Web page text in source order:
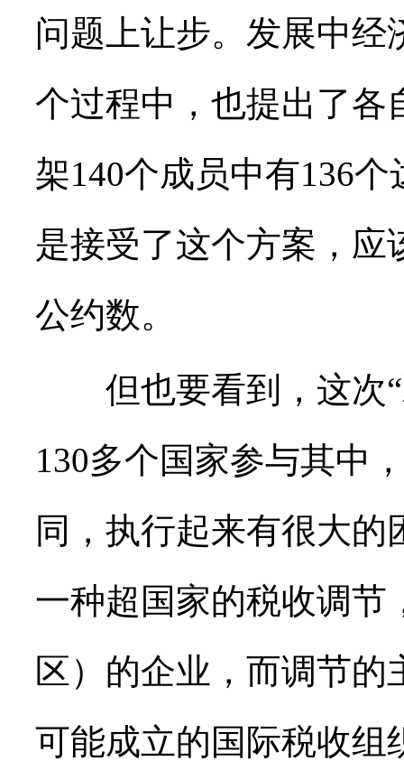
问题上让步。发展中经
个过程中，也提出了各
架140个成员中有136
是接受了这个方案，应
公约数。
但也要看到，这次“
130多个国家参与其中
同，执行起来有很大的
一种超国家的税收调节
区）的企业，而调节
可能成立的国际税收组